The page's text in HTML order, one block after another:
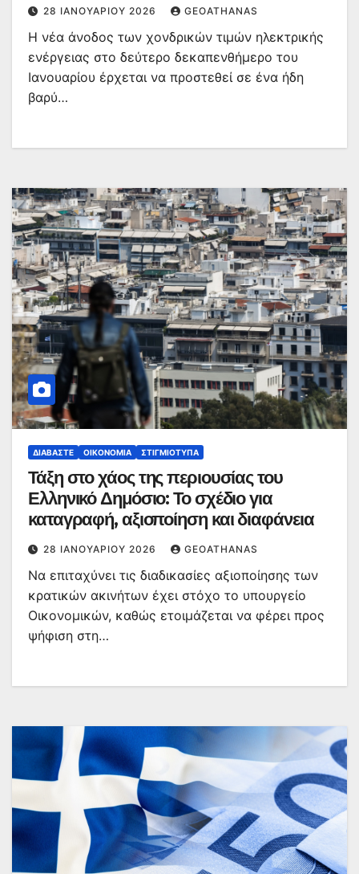
28 ΙΑΝΟΥΑΡΊΟΥ 2026 GEOATHANAS
Η νέα άνοδος των χονδρικών τιμών ηλεκτρικής
ενέργειας στο δεύτερο δεκαπενθήμερο του
Ιανουαρίου έρχεται να προστεθεί σε ένα ήδη
βαρύ…
ΔΙΑΒΆΣΤΕ ΟΙΚΟΝΟΜΊΑ ΣΤΙΓΜΙΌΤΥΠΑ
Τάξη στο χάος της περιουσίας του
Ελληνικό Δημόσιο: Το σχέδιο για
καταγραφή, αξιοποίηση και διαφάνεια
28 ΙΑΝΟΥΑΡΊΟΥ 2026 GEOATHANAS
Nα επιταχύνει τις διαδικασίες αξιοποίησης των
κρατικών ακινήτων έχει στόχο το υπουργείο
Οικονομικών, καθώς ετοιμάζεται να φέρει προς
ψήφιση στη…